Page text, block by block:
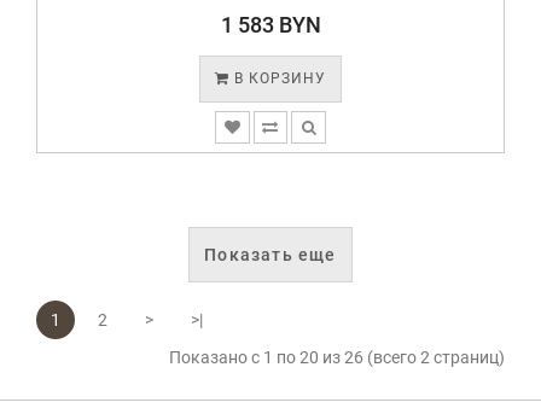
1 583 BYN
В КОРЗИНУ
Показать еще
1 2 >
>|
Показано с 1 по 20 из 26 (всего 2 страниц)